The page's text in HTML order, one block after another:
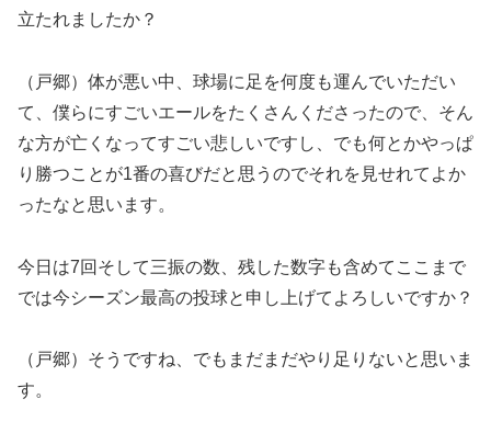
立たれましたか？
（戸郷）体が悪い中、球場に足を何度も運んでいただい
て、僕らにすごいエールをたくさんくださったので、そん
な方が亡くなってすごい悲しいですし、でも何とかやっぱ
り勝つことが1番の喜びだと思うのでそれを見せれてよか
ったなと思います。
今日は7回そして三振の数、残した数字も含めてここまで
では今シーズン最高の投球と申し上げてよろしいですか？
（戸郷）そうですね、でもまだまだやり足りないと思いま
す。